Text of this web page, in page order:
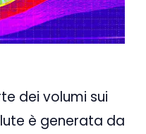
dei volumi sui
è generata da